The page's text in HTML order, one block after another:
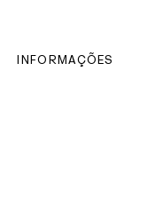
INFORMAÇÕES